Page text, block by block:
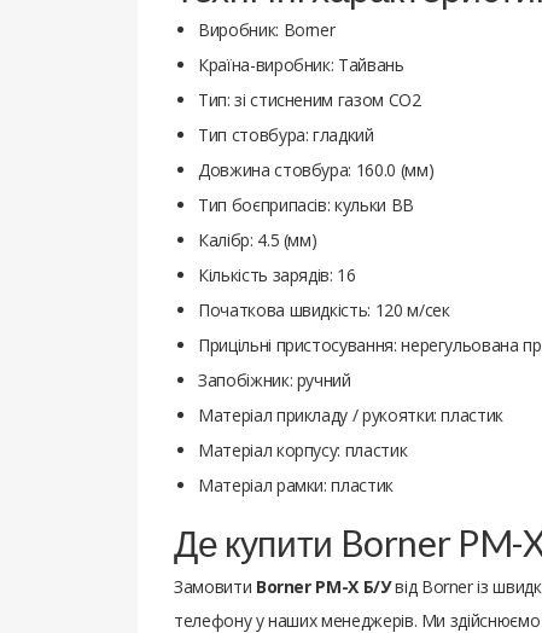
Виробник: Borner
Країна-виробник: Тайвань
Тип: зі стисненим газом СО2
Тип стовбура: гладкий
Довжина стовбура: 160.0 (мм)
Тип боєприпасів: кульки BB
Калібр: 4.5 (мм)
Кількість зарядів: 16
Початкова швидкість: 120 м/сек
Прицільні пристосування: нерегульована
Запобіжник: ручний
Матеріал прикладу / рукоятки: пластик
Матеріал корпусу: пластик
Матеріал рамки: пластик
Де купити Borner PM-
Замовити Borner PM-X Б/Увід Borner із
телефону у наших менеджерів. Ми здійснюємо